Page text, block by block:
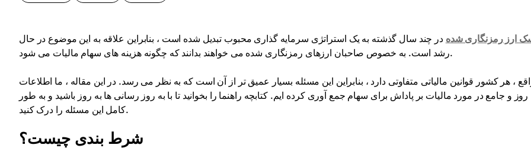
ارز رمزنگاری شده در چند سال گذشته به یک استراتژی سرمایه گذاری محبوب تبدیل شده است ، بنابراین علاقه به این موضوع در حال
رشد است. به خصوص صاحبان ارزهای رمزنگاری شده می خواهند بدانند که چگونه هزینه های سهام مالیات می شود.
، هر کشور قوانین مالیاتی متفاوتی دارد ، بنابراین این مسئله بسیار عمیق تر از آن است که به نظر می رسد. در این مقاله ، ما اطلاعات
روز و جامع در مورد مالیات بر پاداش برای سهام جمع آوری کرده ایم. کتابچه راهنما را بخوانید تا با به روز رسانی ها به روز باشید و به طور
کامل این مسئله را درک کنید.
شرط بندی چیست؟